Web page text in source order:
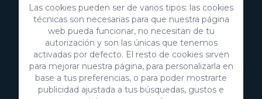
C/ Swing Los Lagos, 9
Salobre Golf Resort
35100 Maspalomas, Gran Canaria
Islas Canarias, España
CIF:B76226992
info@villagrancanaria.com
Las cookies pueden ser de varios tipos: las cookies
técnicas son necesarias para que nuestra página
web pueda funcionar, no necesitan de tu
autorización y son las únicas que tenemos
activadas por defecto. El resto de cookies sirven
para mejorar nuestra página, para personalizarla en
base a tus preferencias, o para poder mostrarte
publicidad ajustada a tus búsquedas, gustos e